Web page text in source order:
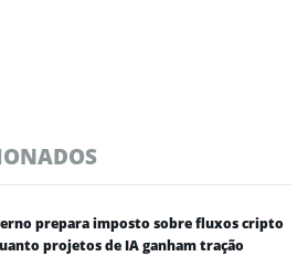
prepara imposto sobre fluxos cripto
projetos de IA ganham tração